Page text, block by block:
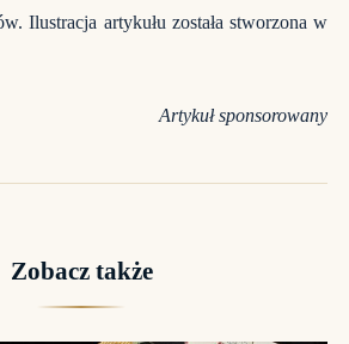
Ilustracja artykułu została stworzona w
Artykuł sponsorowany
Zobacz także